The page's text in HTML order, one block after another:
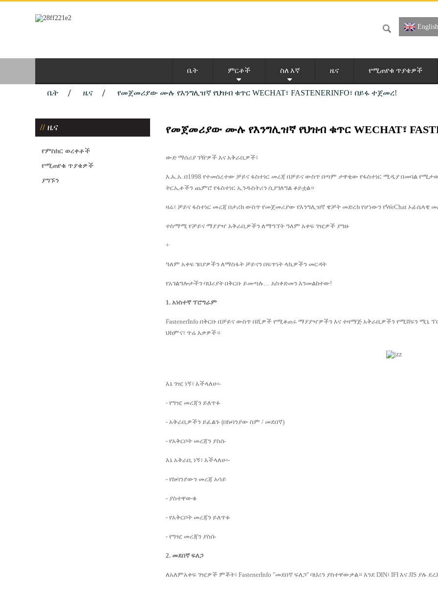
English
ቤት ምርቶች ስለ እኛ ዜና የሚጠየቁ ጥያቄዎች
ቤት ዜና የመጀመሪያው ሙሉ የእንግሊዝኛ የህዝብ ቁጥር WECHAT፣ FASTENERINFO፣ በይፋ ተጀመረ!
ዜና
የምስክር ወረቀቶች
የሚጠየቁ ጥያቄዎች
ያግኙን
የመጀመሪያው ሙሉ የእንግሊዝኛ የህዝብ ቁጥር WECHAT፣
ውድ ማሰሪያ ገዥዎች እና አቅራቢዎች፣
እ.ኤ.አ. በ1998 የተመሰረተው ቻይና ፋስተነር መረጃ በቻይና ውስጥ በጣም ታዋቂው የፋስተነር ሚዲያ በመባል
ትርኢቶችን ጨምሮ የፋስተነር ኢንዱስትሪን ሲያገለግል ቆይቷል።
ዛሬ፣ ቻይና ፋስተነር መረጃ በታሪክ ውስጥ የመጀመሪያው የእንግሊዝኛ ዌቻት መድረክ የሆነውን የWeChat ኦፊሴላዊ
ተስማሚ የቻይና ማያያዣ አቅራቢዎችን ለማግኘት ዓለም አቀፍ ገዢዎች ያግዙ
+
ዓለም አቀፍ ገበያዎችን ለማስፋት ቻይናን በፍጥነት ላኪዎችን መርዳት
የአገልግሎታችን ባህሪያት በቅርቡ ይመጣሉ… አስቀድመን እንመልከተው!
1. አነስተኛ ፕሮግራም
FastenerInfo በቅርቡ በቻይና ውስጥ በሺዎች የሚቆጠሩ ማያያዣዎችን እና ተዛማጅ አቅራቢዎችን የሚሸፍን ሚኒ
ህክምና፣ ጥሬ እቃዎች።
እኔ ገዢ ነኝ፣ እችላለሁ፡-
- የግዢ መረጃን ይለጥፉ
- አቅራቢዎችን ይፈልጉ (በኩባንያው ስም / መደበኛ)
- የአቅርቦት መረጃን ያስሱ
እኔ አቅራቢ ነኝ፣ እችላለሁ፡-
- የኩባንያውን መረጃ አሳይ
- ያስተዋውቁ
- የአቅርቦት መረጃን ይለጥፉ
- የግዢ መረጃን ያስሱ
2. መደበኛ ፍለጋ
ለአለምአቀፍ ገዢዎች ምቾት፣ FastenerInfo "መደበኛ ፍለጋ" ባህሪን ያስተዋውቃል። እንደ DIN፣ IFI እና JIS ያሉ